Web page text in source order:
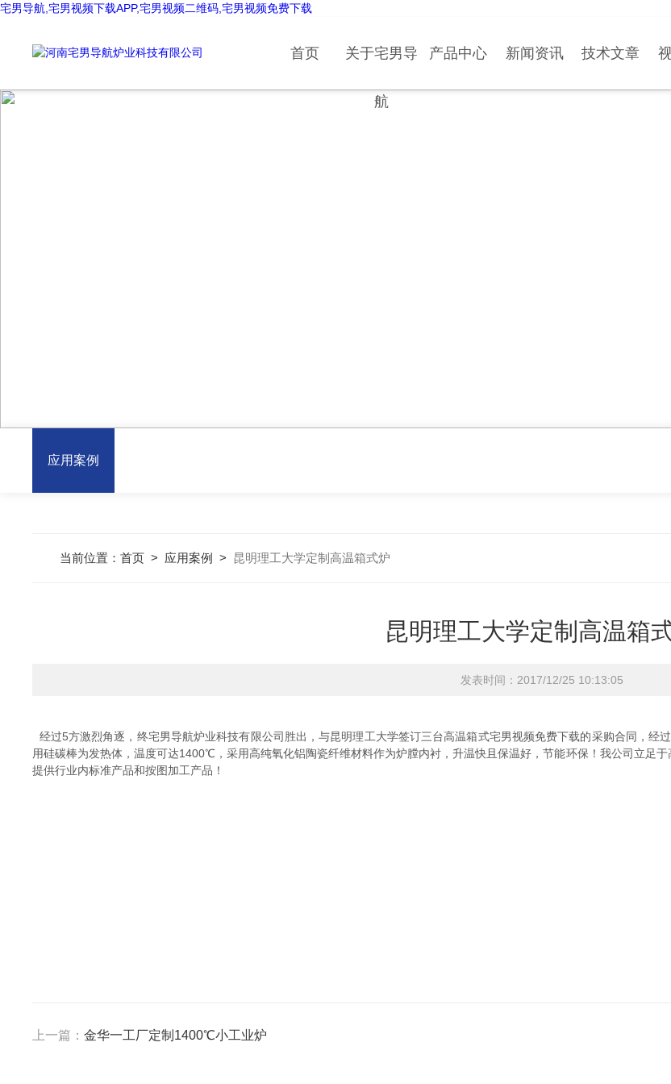
宅男导航,宅男视频下载APP,宅男视频二维码,宅男视频免费下载
首页 关于宅男导
航
产品中心 新闻资讯 技术文章
应用案例
当前位置：首页 > 应用案例 > 昆明理工大学定制高温箱式炉
昆明理工大学定制高温箱
发表时间：2017/12/25 10:13:05
经过5方激烈角逐，终宅男导航炉业科技有限公司胜出，与昆明理工大学签订三台高温箱式宅男视频免费下载的采购合同，经过
用硅碳棒为发热体，温度可达1400℃，采用高纯氧化铝陶瓷纤维材料作为炉膛内衬，升温快且保温好，节能环保！我公司立
提供行业内标准产品和按图加工产品！
上一篇：金华一工厂定制1400℃小工业炉